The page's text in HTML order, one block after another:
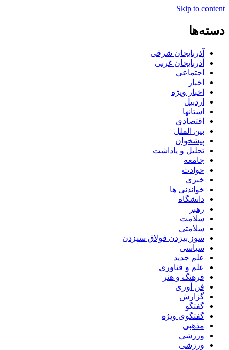
Skip to content
دسته‌ها
آذربایجان شرقی
آذربایجان غربی
اجتماعی
اخبار
اخبار ویژه
اردبیل
استانها
اقتصادی
بین الملل
پیشخوان
تحلیل و یاداشت
جامعه
حوادث
خبری
خواندنی ها
دانشگاه
رهبر
سلامت
سلامتی
سوز بیزدن قولاق سیزدن
سیاسی
علم جدید
علم و فناوری
فرهنگ و هنر
فن آوری
گزارش
گفتگو
گفتگوی ویژه
مذهبی
ورزشی
ورزشی